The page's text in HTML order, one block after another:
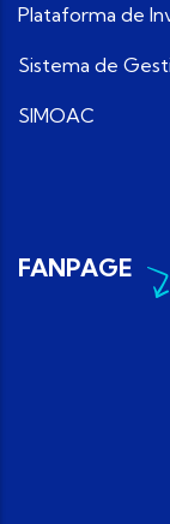
Plataforma de
Sistema de
SIMOAC
FANPAGE